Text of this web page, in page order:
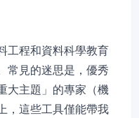
工程和資料科學教育
常見的迷思是，優秀
大主題」的專家（機
，這些工具僅能帶我